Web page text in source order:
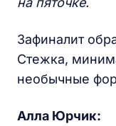
Зафиналит
Стежка,
необычные
Алла Юрчик: